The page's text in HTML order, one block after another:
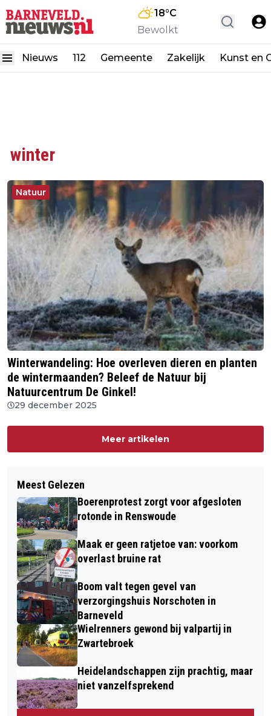
18°C
Bewolkt
Nieuws 112 Gemeente Zakelijk Kunst en
winter
Natuur
Winterwandeling: Hoe overleven dieren en planten
de wintermaanden? Beleef de Natuur bij
Natuurcentrum De Ginkel!
29 december 2025
Meer artikelen
Meest Gelezen
Boerenprotest zorgt voor afgesloten
rotonde in Renswoude
Maak er geen ratjetoe van: voorkom
overlast bruine rat
Boom valt tegen gevel van
verzorgingshuis Norschoten in
Barneveld
Wielrenners gewond bij valpartij in
Zwartebroek
Heidelandschappen zijn prachtig, maar
niet vanzelfsprekend